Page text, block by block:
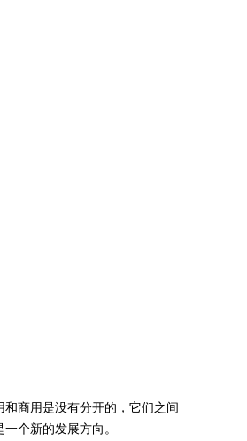
商用是没有分开的，它们之间
个新的发展方向。